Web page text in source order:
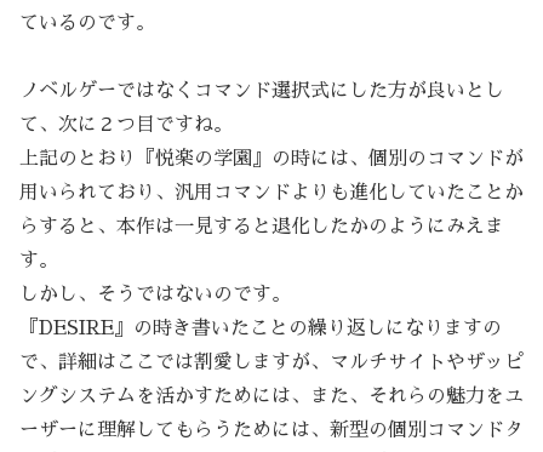
ているのです。
ノベルゲーではなくコマンド選択式にした方が良いとし
て、次に２つ目ですね。
上記のとおり『悦楽の学園』の時には、個別のコマンドが
用いられており、汎用コマンドよりも進化していたことか
らすると、本作は一見すると退化したかのようにみえま
す。
しかし、そうではないのです。
『DESIRE』の時き書いたことの繰り返しになりますの
で、詳細はここでは割愛しますが、マルチサイトやザッピ
ングシステムを活かすためには、また、それらの魅力をユ
ーザーに理解してもらうためには、新型の個別コマンドタ